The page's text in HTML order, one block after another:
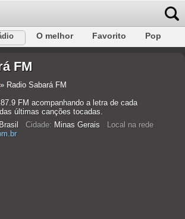
O melhor Favorito
Pop
JazzFM
Radio Sabará FM
FM acompanhando a letra de cada
últimas canções tocadas.
Brasil Cidade: Minas Gerais
Local na rede